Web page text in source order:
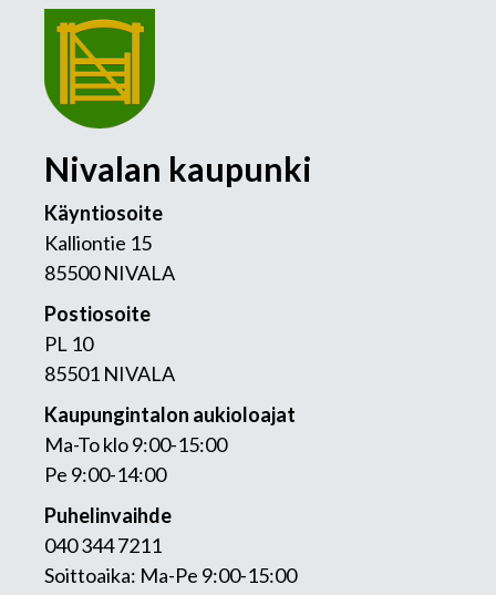
Nivalan kaupunki
Käyntiosoite
Kalliontie 15
85500 NIVALA
Postiosoite
PL 10
85501 NIVALA
Kaupungintalon aukioloajat
Ma-To klo 9:00-15:00
Pe 9:00-14:00
Puhelinvaihde
040 344 7211
Soittoaika: Ma-Pe 9:00-15:00